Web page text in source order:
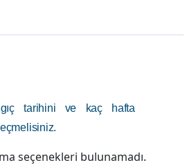
tarihini ve kaç hafta
seçenekleri bulunamadı.